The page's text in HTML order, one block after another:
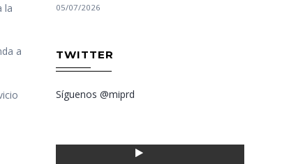
la
a
05/07/2026
TWITTER
Síguenos @miprd